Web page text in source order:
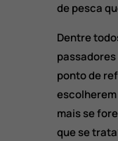
de pesca
Dentre
ponto de
mais se
que se